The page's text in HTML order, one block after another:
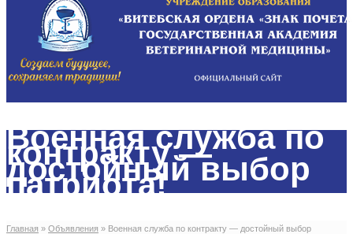
Военная служба по
контракту —
достойный выбор
патриота!
Главная » Объявления » Военная служба по контракту — достойный выбор